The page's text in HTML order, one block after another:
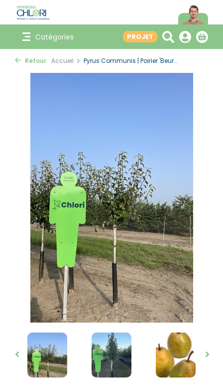
Catégories PROJET
Retour Accueil Pyrus Communis | Poirier 'Beur...